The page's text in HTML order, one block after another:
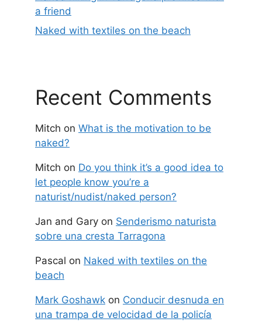
a friend
Naked with textiles on the beach
Recent Comments
Mitch on What is the motivation to be
naked?
Mitch on Do you think it’s a good idea to
let people know you’re a
naturist/nudist/naked person?
Jan and Gary on Senderismo naturista
sobre una cresta Tarragona
Pascal on Naked with textiles on the
beach
Mark Goshawk on Conducir desnuda en
una trampa de velocidad de la policía